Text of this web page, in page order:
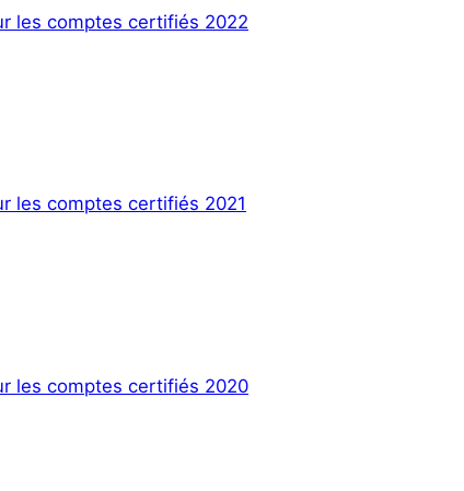
les comptes certifiés 2022
les comptes certifiés 2021
les comptes certifiés 2020